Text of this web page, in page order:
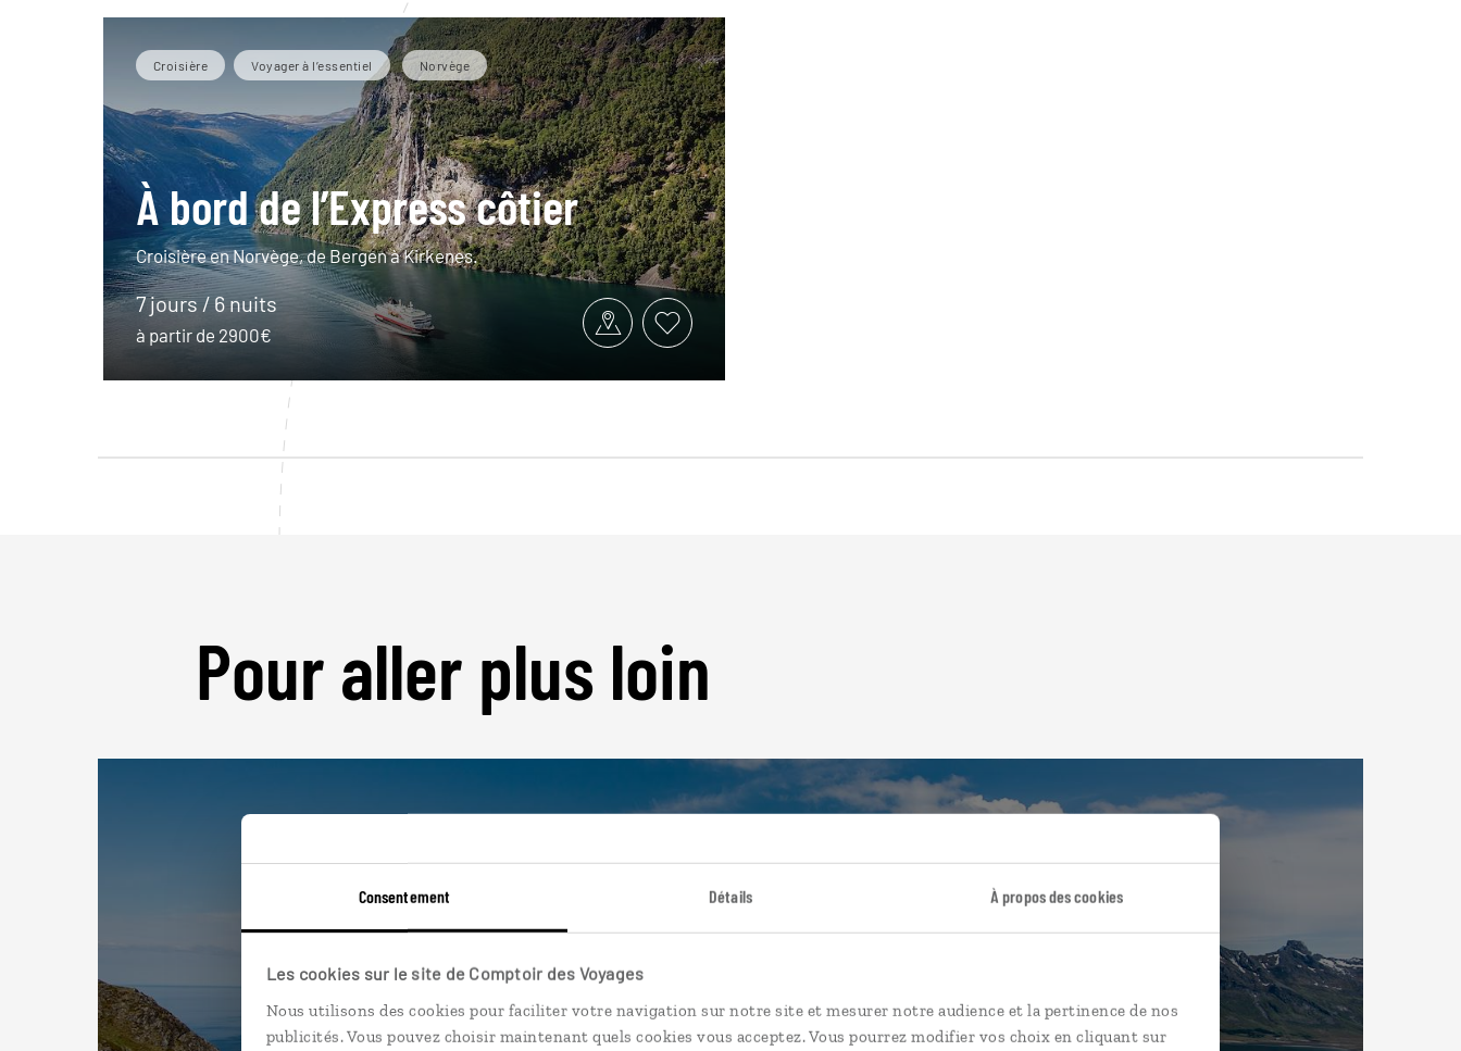
Consentement Détails À propos des cookies
Les cookies sur le site de Comptoir des Voyages
Nous utilisons des cookies pour faciliter votre navigation sur notre site et mesurer notre audience et la pertinence de nos
publicités. Vous pouvez choisir maintenant quels cookies vous acceptez. Vous pourrez modifier vos choix en cliquant sur
Croisière Voyager à l’essentiel Norvège
À bord de l’Express côtier
Croisière en Norvège, de Bergen à Kirkenes.
7 jours / 6 nuits
à partir de 2900€
Pour aller plus loin
Nos 9 idées de voyage
Norvège